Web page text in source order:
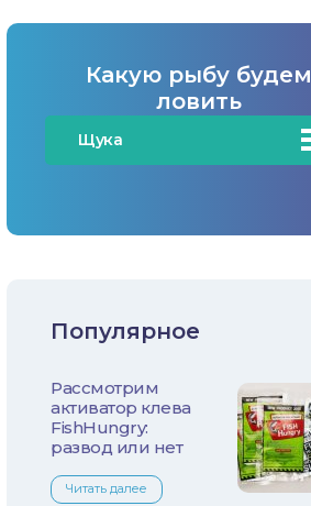
Какую рыбу будем
ловить
Щука
Карп/Сазан
Судак
Голавль
Жерех
Лещ
Популярное
Рассмотрим
активатор клева
FishHungry:
развод или нет
Читать далее